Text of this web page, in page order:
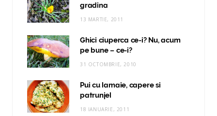
gradina
13 MARTIE, 2011
Ghici ciuperca ce-i? Nu, acum
pe bune – ce-i?
31 OCTOMBRIE, 2010
Pui cu lamaie, capere si
patrunjel
18 IANUARIE, 2011